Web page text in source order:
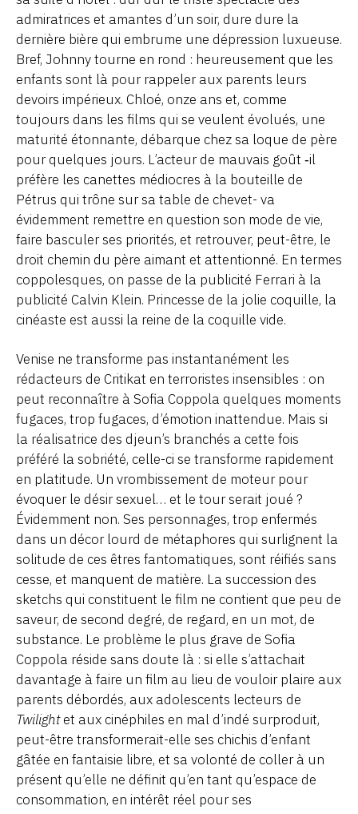
admiratrices et amantes d’un soir, dure dure la
dernière bière qui embrume une dépression luxueuse.
Bref, Johnny tourne en rond : heureusement que les
enfants sont là pour rappeler aux parents leurs
devoirs impérieux. Chloé, onze ans et, comme
toujours dans les films qui se veulent évolués, une
maturité étonnante, débarque chez sa loque de père
pour quelques jours. L’acteur de mauvais goût ‑il
préfère les canettes médiocres à la bouteille de
Pétrus qui trône sur sa table de chevet- va
évidemment remettre en question son mode de vie,
faire basculer ses priorités, et retrouver, peut-être, le
droit chemin du père aimant et attentionné. En termes
coppolesques, on passe de la publicité Ferrari à la
publicité Calvin Klein. Princesse de la jolie coquille, la
cinéaste est aussi la reine de la coquille vide.
Venise ne transforme pas instantanément les
rédacteurs de Critikat en terroristes insensibles : on
peut reconnaître à Sofia Coppola quelques moments
fugaces, trop fugaces, d’émotion inattendue. Mais si
la réalisatrice des djeun’s branchés a cette fois
préféré la sobriété, celle-ci se transforme rapidement
en platitude. Un vrombissement de moteur pour
évoquer le désir sexuel… et le tour serait joué ?
Évidemment non. Ses personnages, trop enfermés
dans un décor lourd de métaphores qui surlignent la
solitude de ces êtres fantomatiques, sont réifiés sans
cesse, et manquent de matière. La succession des
sketchs qui constituent le film ne contient que peu de
saveur, de second degré, de regard, en un mot, de
substance. Le problème le plus grave de Sofia
Coppola réside sans doute là : si elle s’attachait
davantage à faire un film au lieu de vouloir plaire aux
parents débordés, aux adolescents lecteurs de
Twilightet aux cinéphiles en mal d’indé surproduit,
peut-être transformerait-elle ses chichis d’enfant
gâtée en fantaisie libre, et sa volonté de coller à un
présent qu’elle ne définit qu’en tant qu’espace de
consommation, en intérêt réel pour ses